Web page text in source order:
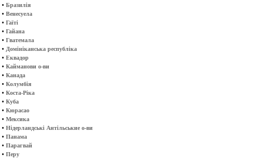
• Бразилія
• Венесуела
• Гаїті
• Гайана
• Гватемала
• Домініканська республіка
• Еквадор
• Кайманови о-ви
• Канада
• Колумбія
• Коста-Ріка
• Куба
• Кюрасао
• Мексика
• Нідерландські Антільськие о-ви
• Панама
• Парагвай
• Перу